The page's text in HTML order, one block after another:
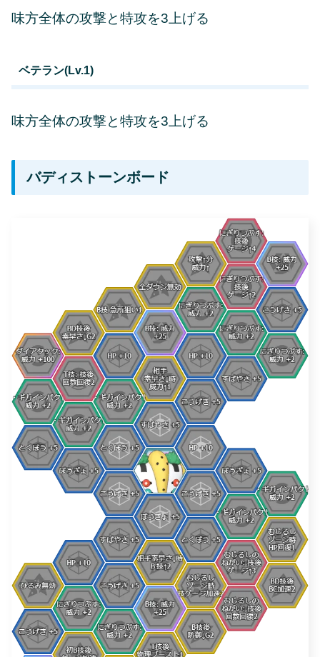
味方全体の攻撃と特攻を3上げる
ベテラン(Lv.1)
味方全体の攻撃と特攻を3上げる
バディストーンボード